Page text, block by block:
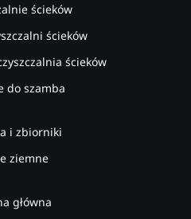
ścieków
ścieków
ścieków
do szamba
i zbiorniki
ziemne
główna